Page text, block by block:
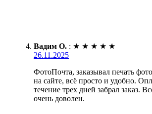
Вадим О. : ★ ★ ★ ★ ★
26.11.2025
ФотоПочта, заказывал печать
на сайте, всё просто и удобно.
течение трех дней забрал заказ.
очень доволен.